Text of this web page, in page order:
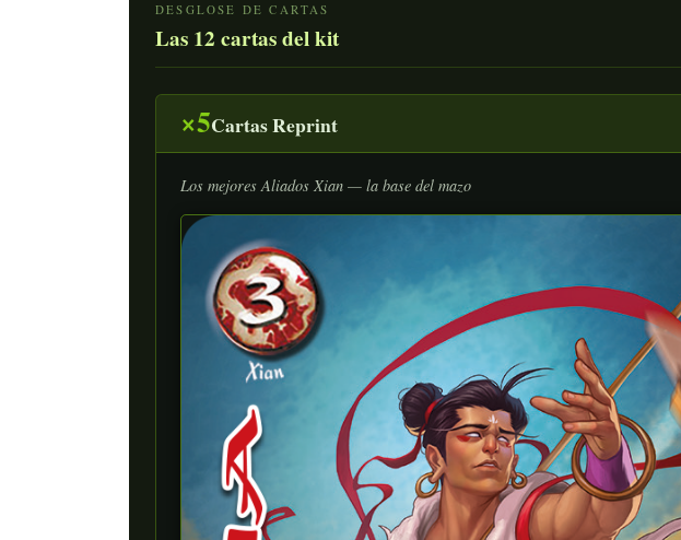
DESGLOSE DE CARTAS
Las 12 cartas del kit
×5Cartas Reprint
Los mejores Aliados Xian — la base del mazo